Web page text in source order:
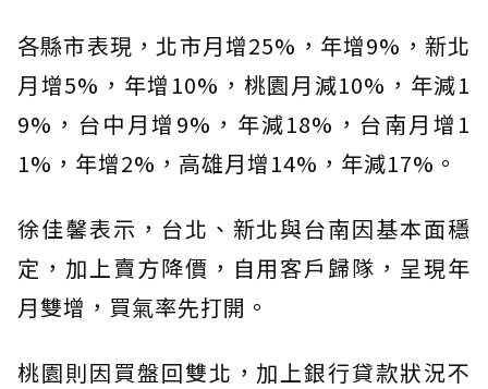
各縣市表現，北市月增25%，年增9%，新北
月增5%，年增10%，桃園月減10%，年減1
9%，台中月增9%，年減18%，台南月增1
1%，年增2%，高雄月增14%，年減17%。
徐佳馨表示，台北、新北與台南因基本面穩
定，加上賣方降價，自用客戶歸隊，呈現年
月雙增，買氣率先打開。
桃園則因買盤回雙北，加上銀行貸款狀況不